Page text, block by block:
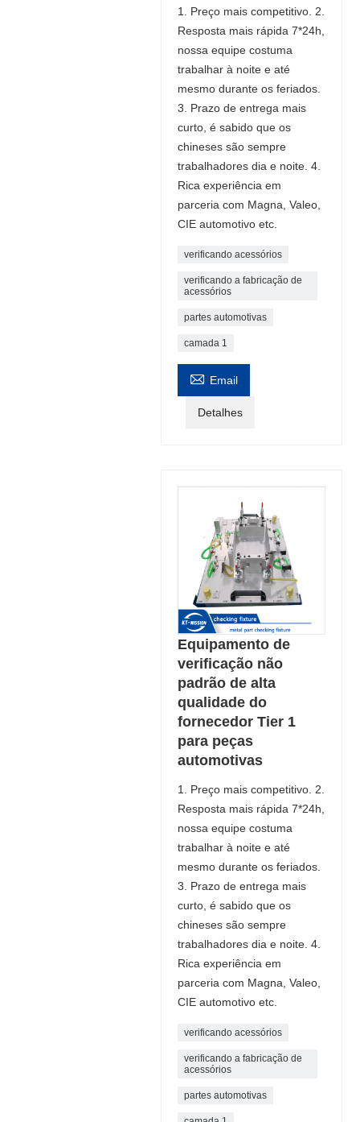
1. Preço mais competitivo. 2.
Resposta mais rápida 7*24h,
nossa equipe costuma
trabalhar à noite e até
mesmo durante os feriados.
3. Prazo de entrega mais
curto, é sabido que os
chineses são sempre
trabalhadores dia e noite. 4.
Rica experiência em
parceria com Magna, Valeo,
CIE automotivo etc.
verificando acessórios
verificando a fabricação de
acessórios
partes automotivas
camada 1
 Email
Detalhes
Equipamento de
verificação não
padrão de alta
qualidade do
fornecedor Tier 1
para peças
automotivas
1. Preço mais competitivo. 2.
Resposta mais rápida 7*24h,
nossa equipe costuma
trabalhar à noite e até
mesmo durante os feriados.
3. Prazo de entrega mais
curto, é sabido que os
chineses são sempre
trabalhadores dia e noite. 4.
Rica experiência em
parceria com Magna, Valeo,
CIE automotivo etc.
verificando acessórios
verificando a fabricação de
acessórios
partes automotivas